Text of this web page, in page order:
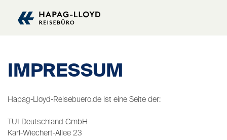
IMPRESSUM
Hapag-Lloyd-Reisebuero.de ist eine Seite der:
TUI Deutschland GmbH
Karl-Wiechert-Allee 23